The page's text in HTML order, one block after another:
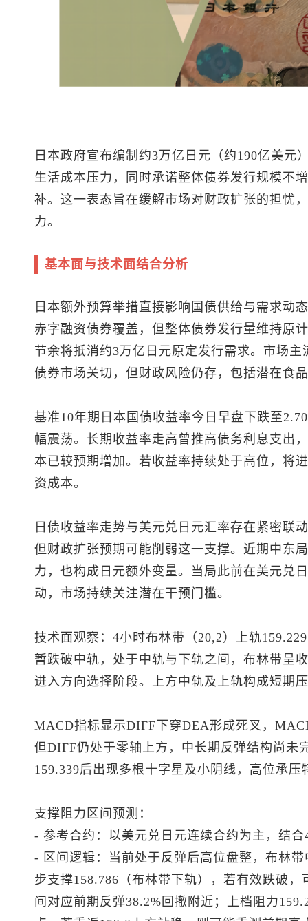
日本政府宣布编制约3万亿日元（约190亿美元
生活成本压力，同时承诺整体债券发行规模不
补。这一表态旨在缓解市场对财政扩张的担忧
力。
基本面与技术面结合分析
日本额外预算举措直接影响国债供给与需求动
赤字融资债券覆盖，但整体债券发行量维持原
节余将抵消约3万亿日元原定发行需求。市场
债券市场关切，但财政风险仍存，包括潜在食
基准10年期日本国债收益率今日早盘下跌至
幅震荡。长期收益率走高曾推高债务利息支出
本已较预期增加。若收益率持续处于高位，将
资成本。
日债收益率走势与 美元兑日元汇率存在紧密联
但财政扩张预期可能削弱这一支撑。近期中东
力，也构成日元额外变量。当局此前在美元兑
动，市场持续关注潜在干预门槛。
技术面观察：4小时布林带（20,2）上轨
暂跌破中轨，处于中轨与下轨之间，布林带呈
进入方向选择阶段。上方中轨及上轨构成短期
MACD指标显示DIFF下穿DEA形成死叉，
但DIFF仍处于零轴上方，中长期反弹结构尚未
159.339后出现多根十字星及小阴线，高位承
支撑阻力区间预测：
- 参考合约：以美元兑日元连续合约为主，结
- 区间逻辑：当前处于反弹后高位盘整，布林
步支撑158.786（布林带下轨），若有效跌破
间对应前期反弹38.2%回撤附近；上档阻力